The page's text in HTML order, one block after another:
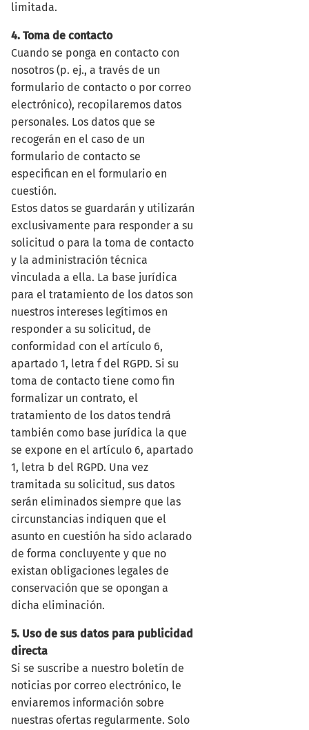
limitada.
4. Toma de contacto
Cuando se ponga en contacto con
nosotros (p. ej., a través de un
formulario de contacto o por correo
electrónico), recopilaremos datos
personales. Los datos que se
recogerán en el caso de un
formulario de contacto se
especifican en el formulario en
cuestión.
Estos datos se guardarán y utilizarán
exclusivamente para responder a su
solicitud o para la toma de contacto
y la administración técnica
vinculada a ella. La base jurídica
para el tratamiento de los datos son
nuestros intereses legítimos en
responder a su solicitud, de
conformidad con el artículo 6,
apartado 1, letra f del RGPD. Si su
toma de contacto tiene como fin
formalizar un contrato, el
tratamiento de los datos tendrá
también como base jurídica la que
se expone en el artículo 6, apartado
1, letra b del RGPD. Una vez
tramitada su solicitud, sus datos
serán eliminados siempre que las
circunstancias indiquen que el
asunto en cuestión ha sido aclarado
de forma concluyente y que no
existan obligaciones legales de
conservación que se opongan a
dicha eliminación.
5. Uso de sus datos para publicidad
directa
Si se suscribe a nuestro boletín de
noticias por correo electrónico, le
enviaremos información sobre
nuestras ofertas regularmente. Solo